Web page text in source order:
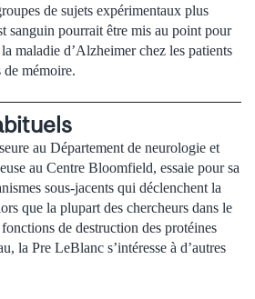
de sujets expérimentaux plus
sanguin pourrait être mis au point pour
maladie d’Alzheimer chez les patients
de mémoire.
au Département de neurologie et
au Centre Bloomfield, essaie pour sa
sous-jacents qui déclenchent la
que la plupart des chercheurs dans le
de destruction des protéines
la Pre LeBlanc s’intéresse à d’autres